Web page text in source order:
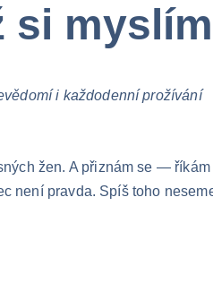
si
i každodenní prožívání
žen. A přiznám se —
není pravda. Spíš toho